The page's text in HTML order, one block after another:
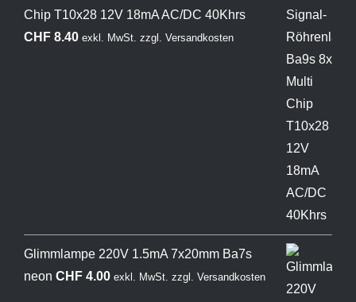
Chip T10x28 12V 18mA AC/DC 40Khrs
CHF8.40 exkl. MwSt. zzgl. Versandkosten
Glimmlampe 220V 1.5mA 7x20mm Ba7s
neon CHF4.00 exkl. MwSt. zzgl. Versandkosten